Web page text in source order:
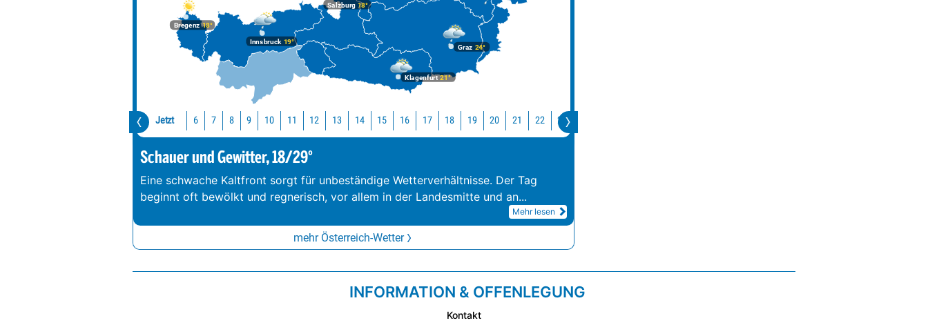
Bregenz18°
Graz 24°
Innsbruck19°
Klagenfurt21°
Salzburg18°
Jetzt 6 7 8 9 10 11 12 13 14 15 16 17 18 19 20 21 22 23
Schauer und Gewitter, 18/29°
Eine schwache Kaltfront sorgt für unbeständige Wetterverhältnisse. Der Tag
beginnt oft bewölkt und regnerisch, vor allem in der Landesmitte und an...
Mehr lesen
mehr Österreich-Wetter
INFORMATION & OFFENLEGUNG
Kontakt